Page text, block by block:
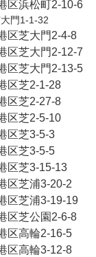
　港区浜松町
門1-1-32
　港区芝大門
　港区芝大門
　港区芝大門
　　　港区芝
　　　港区芝
　　　港区芝
　　　港区
　　　港区
　　　港区芝
　　港区芝浦
　　港区芝浦
　　港区芝公
　　港区高輪
　　港区高輪